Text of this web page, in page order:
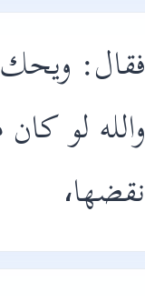
فقال:
والله لو
نقضها،